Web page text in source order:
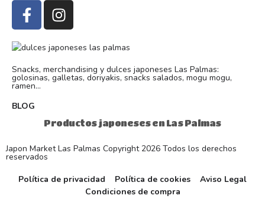
Snacks, merchandising y dulces japoneses Las Palmas:
golosinas, galletas, doriyakis, snacks salados, mogu mogu,
ramen...
BLOG
Productos japoneses en Las Palmas
Japon Market Las Palmas Copyright 2026 Todos los derechos
reservados
Política de privacidad
Política de cookies
Aviso Legal
Condiciones de compra